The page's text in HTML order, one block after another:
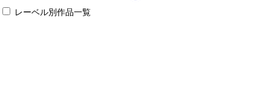
レーベル別作品一覧